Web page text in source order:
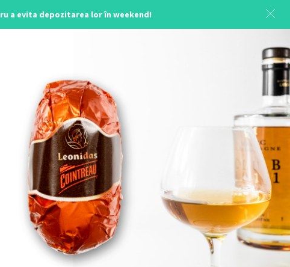
a evita depozitarea lor în weekend!